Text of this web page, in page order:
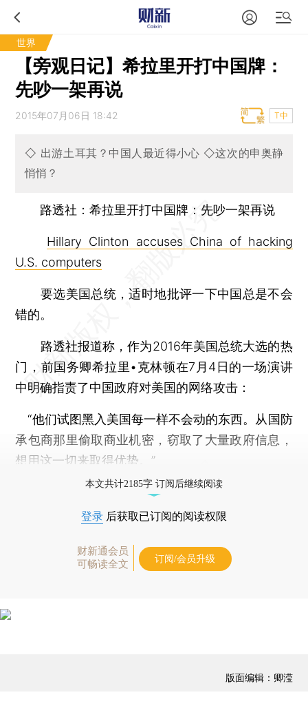
世界
【旁观日记】希拉里开打中国牌：
先吵一架再说
2015年07月06日 18:42 T中
◇ 出游土耳其？中国人最近得小心 ◇这次的申奥静
悄悄？
路透社：希拉里开打中国牌：先吵一架再说
Hillary Clinton accuses China of hacking
U.S. computers
要选美国总统，适时地批评一下中国总是不会
错的。
路透社报道称，作为2016年美国总统大选的热
门，前国务卿希拉里•克林顿在7月4日的一场演讲
中明确指责了中国政府对美国的网络攻击：
“他们试图黑入美国每一样不会动的东西。从国防
承包商那里偷取商业机密，窃取了大量政府信息，
想用这一切来取得优势。”
本文共计2185字 订阅后继续阅读
登录 后获取已订阅的阅读权限
财新通会员
可畅读全文
订阅/会员升级
版面编辑：卿滢